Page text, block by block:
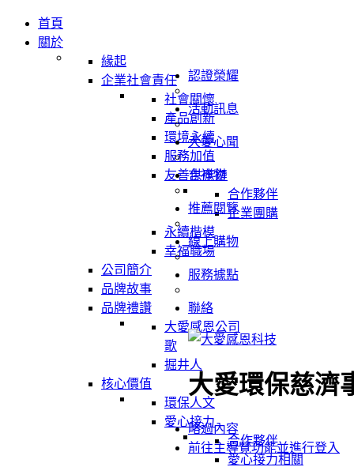
首頁
關於
緣起
企業社會責任
社會關懷
產品創新
環境永續
服務加值
友善供應鏈
合作夥伴
企業團購
永續楷模
幸福職場
公司簡介
品牌故事
品牌禮讚
大愛感恩公司
歌
掘井人
核心價值
環保人文
愛心接力
合作夥伴
愛心接力相關
認證榮耀
活動訊息
大愛心聞
吉祥物
推薦閱覽
線上購物
服務據點
聯絡
大愛環保慈濟
略過內容
前往主導覽功能並進行登入